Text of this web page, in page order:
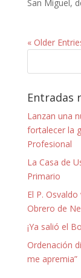
San Miguel,
« Older
Entradas
Lanzan una
fortalecer la
Profesional
La Casa de
Primario
El P.
Obrero de
¡Ya salió el
Ordenación
me apremia”